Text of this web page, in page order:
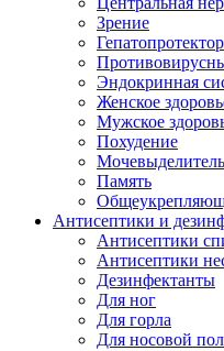
Зрение
Эндокринная
Женское
Мужское
Похудение
Память
Антисептики и
Антисептики
Антисептики
Дезинфектанты
Для ног
Для горла
Для носовой